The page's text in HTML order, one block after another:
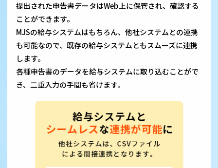
提出された申告書データはWeb上に保管され、確認する
ことができます。
MJSの給与システムはもちろん、他社システムとの連携
も可能なので、既存の給与システムともスムーズに連携
します。
各種申告書のデータを給与システムに取り込むことがで
き、二重入力の手間も省けます。